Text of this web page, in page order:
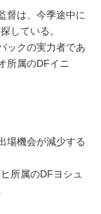
督は、今季途中に
している。
ックの実力者であ
所属のDFイニ
場機会が減少する
所属のDFヨシュ